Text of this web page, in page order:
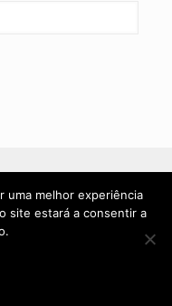
uma melhor experiência
site estará a consentir a